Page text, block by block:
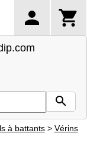
à battants> Vérins